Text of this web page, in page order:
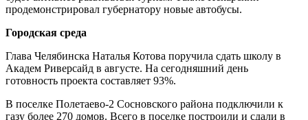
продемонстрировал губернатору новые автобусы.
Городская среда
Глава Челябинска Наталья Котова поручила сдать школу в
Академ Риверсайд в августе. На сегодняшний день
готовность проекта составляет 93%.
В поселке Полетаево-2 Сосновского района подключили к
газу более 270 домов. Всего в поселке построили и сдали в